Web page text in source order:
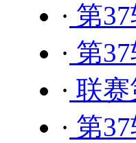
· 第
· 第
· 联
· 第